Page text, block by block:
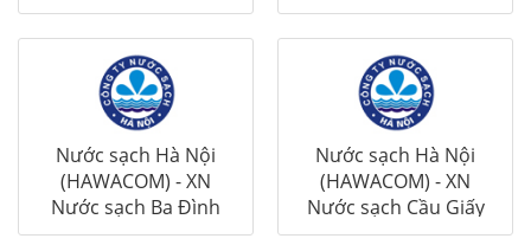
Nước sạch Hà Nội
(HAWACOM) - XN
Nước sạch Ba Đình
Nước sạch Hà Nội
(HAWACOM) - XN
Nước sạch Cầu Giấy